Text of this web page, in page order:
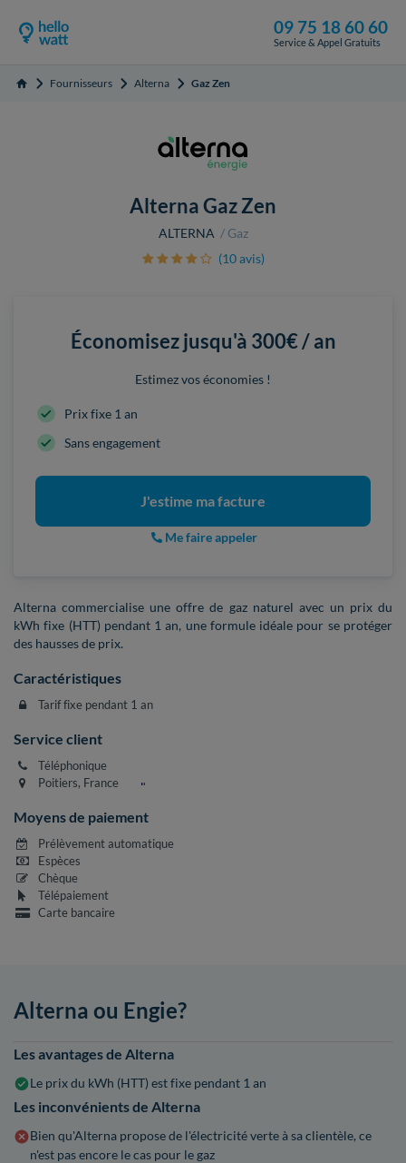
09 75 18 60 60
Service & Appel Gratuits
Accueil Fournisseurs Alterna Gaz Zen
Alterna Gaz Zen
ALTERNA
Gaz
(10 avis)
Économisez jusqu'à 300€ / an
Estimez vos économies !
Prix fixe 1 an
Sans engagement
J'estime ma facture
Me faire appeler
Alterna commercialise une offre de gaz naturel avec un prix du
kWh fixe (HTT) pendant 1 an, une formule idéale pour se protéger
des hausses de prix.
Caractéristiques
Tarif fixe pendant 1 an
Service client
Téléphonique
Poitiers, France
Moyens de paiement
Prélèvement automatique
Espèces
Chèque
Télépaiement
Carte bancaire
Alterna ou Engie?
Les avantages de Alterna
Le prix du kWh (HTT) est fixe pendant 1 an
Les inconvénients de Alterna
Bien qu'Alterna propose de l'électricité verte à sa clientèle, ce
n'est pas encore le cas pour le gaz